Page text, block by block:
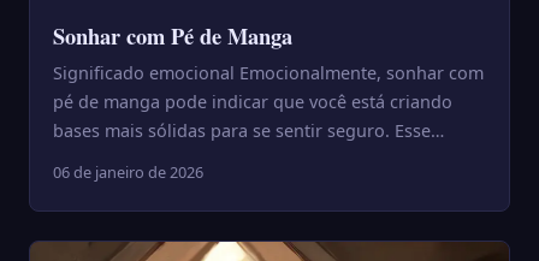
Sonhar com Pé de Manga
Significado emocional Emocionalmente, sonhar com
pé de manga pode indicar que você está criando
bases mais sólidas para se sentir seguro. Esse
06 de janeiro de 2026